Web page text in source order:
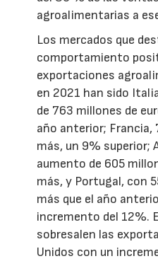
agroalimentarias a
Los mercados que
comportamiento
exportaciones
en 2021 han sido
de 763 millones de
año anterior; Francia,
más, un 9% superior;
aumento de 605
más, y Portugal, con
más que el año
incremento del 12%.
sobresalen las
Unidos con un